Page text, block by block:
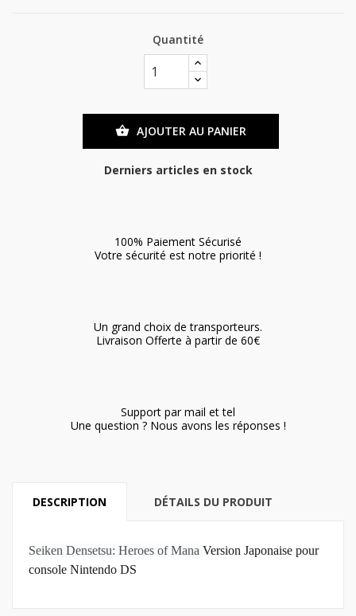
Quantité
 AJOUTER AU PANIER
Derniers articles en stock
100% Paiement Sécurisé
Votre sécurité est notre priorité !
Un grand choix de transporteurs.
Livraison Offerte à partir de 60€
Support par mail et tel
Une question ? Nous avons les réponses !
DESCRIPTION DÉTAILS DU PRODUIT
Seiken Densetsu: Heroes of Mana Version Japonaise pour
console Nintendo DS